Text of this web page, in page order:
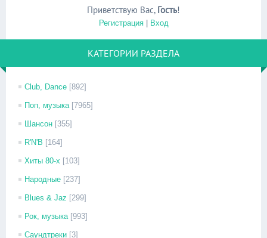
Приветствую Вас, Гость!
Регистрация| Вход
КАТЕГОРИИ РАЗДЕЛА
Club, Dance [892]
Поп, музыка [7965]
Шансон [355]
R'N'B [164]
Хиты 80-х [103]
Народные [237]
Blues & Jaz [299]
Рок, музыка [993]
Саундтреки [3]